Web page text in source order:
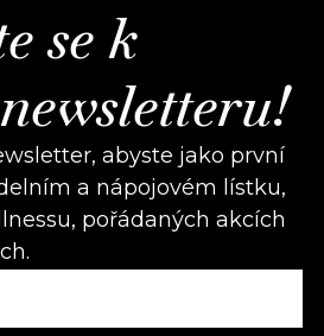
se k
abyste jako první
a nápojovém lístku,
pořádaných akcích